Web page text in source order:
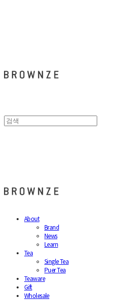
About
Brand
News
Learn
Tea
Single Tea
Puer Tea
Teaware
Gift
Wholesale